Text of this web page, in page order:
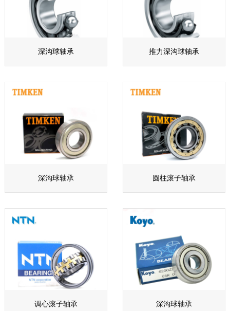
深沟球轴承 推力深沟球轴承
深沟球轴承 圆柱滚子轴承
调心滚子轴承 深沟球轴承